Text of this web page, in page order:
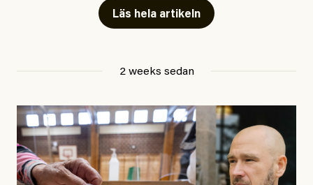
skriver för? Vad betyder det att vara en ”röd, grön och
oberoende” tidning? Och vad är egentligen bra
utpekas som israelisk infiltratör”. Enligt ingressen
handlar artikeln om en person vars ”bakgrund skapar
splittring och oro i rörelsen”. Problemet är att artikeln
skapar betydligt mer oro i palestinarörelsen – och den
Läs hela artikeln
2 weeks sedan